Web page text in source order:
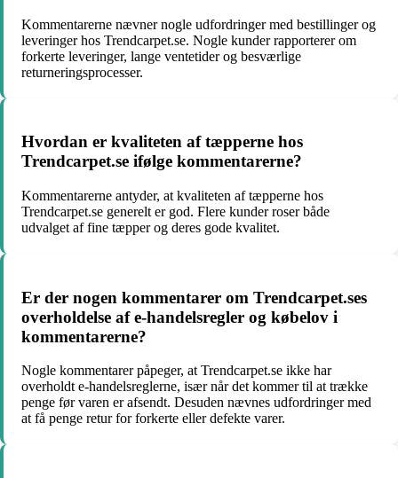
Kommentarerne nævner nogle udfordringer med bestillinger og
leveringer hos Trendcarpet.se. Nogle kunder rapporterer om
forkerte leveringer, lange ventetider og besværlige
returneringsprocesser.
Hvordan er kvaliteten af tæpperne hos
Trendcarpet.se ifølge kommentarerne?
Kommentarerne antyder, at kvaliteten af tæpperne hos
Trendcarpet.se generelt er god. Flere kunder roser både
udvalget af fine tæpper og deres gode kvalitet.
Er der nogen kommentarer om Trendcarpet.ses
overholdelse af e-handelsregler og købelov i
kommentarerne?
Nogle kommentarer påpeger, at Trendcarpet.se ikke har
overholdt e-handelsreglerne, især når det kommer til at trække
penge før varen er afsendt. Desuden nævnes udfordringer med
at få penge retur for forkerte eller defekte varer.